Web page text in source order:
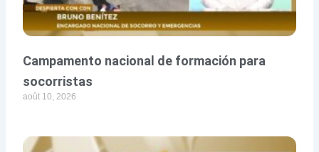
Campamento nacional de formación para
socorristas
août 10, 2026